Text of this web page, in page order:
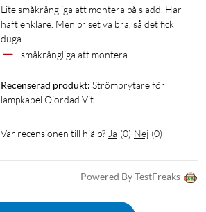
Lite småkrångliga att montera på sladd. Har
haft enklare. Men priset va bra, så det fick
duga.
småkrångliga att montera
Recenserad produkt: Strömbrytare för
lampkabel Ojordad Vit
Var recensionen till hjälp? Ja (0) Nej (0)
Powered By TestFreaks